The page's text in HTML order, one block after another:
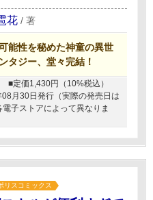
花 / 著
能性を秘めた神童の異世
タジー、堂々完結！
■定価1,430円（10%税込）
月30日発行（実際の発売日は
電子ストアによって異なりま
リスコミックス